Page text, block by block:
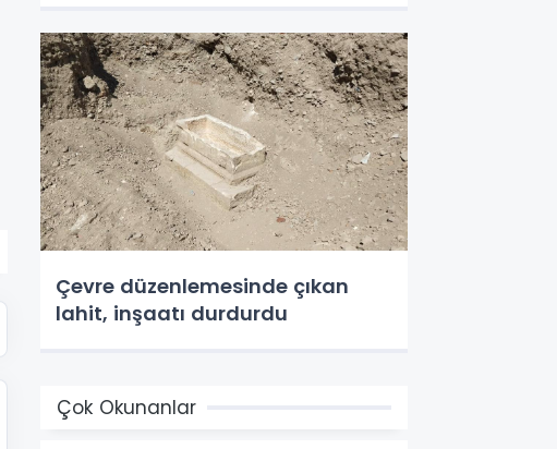
Çevre düzenlemesinde çıkan
lahit, inşaatı durdurdu
Çok Okunanlar